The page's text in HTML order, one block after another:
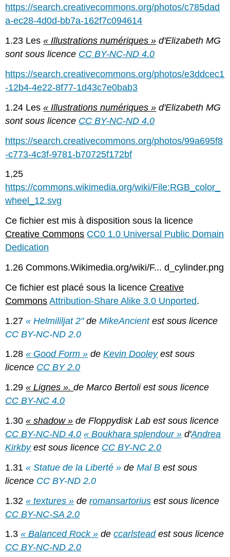
https://search.creativecommons.org/photos/c785dad
a-ec28-4d0d-bb7a-162f7c094614
1.23 Les« Illustrations numériques » d'Elizabeth MG
sont sous licence CC BY-NC-ND 4.0
https://search.creativecommons.org/photos/e3ddcec1
-12b4-4e22-8f77-1d43c7e0bab3
1.24 Les« Illustrations numériques » d'Elizabeth MG
sont sous licence CC BY-NC-ND 4.0
https://search.creativecommons.org/photos/99a695f8
-c773-4c3f-9781-b70725f172bf
1,25
https://commons.wikimedia.org/wiki/File:RGB_color_
wheel_12.svg
Ce fichier est mis à disposition sous la licence
Creative Commons CC0 1.0 Universal Public Domain
Dedication
1.26 Commons.Wikimedia.org/wiki/F... d_cylinder.png
Ce fichier est placé sous la licence Creative
Commons Attribution-Share Alike 3.0 Unported.
1.27« Helmililjat 2" deMikeAncient est sous licence
CC BY-NC-ND 2.0
1.28« Good Form » deKevin Dooleyest sous
licence CC BY 2.0
1.29« Lignes ».de Marco Bertoli est sous licence
CC BY-NC 4.0
1.30« shadow » de Floppydisk Lab est sous licence
CC BY-NC-ND 4.0 « Boukhara splendour » d'Andrea
Kirkby est sous licence CC BY-NC 2.0
1.31« Statue de la Liberté » deMal B est sous
licence CC BY-ND 2.0
1.32« textures » deromansartorius est sous licence
CC BY-NC-SA 2.0
1.3« Balanced Rock » deccarlsteadest sous licence
CC BY-NC-ND 2.0